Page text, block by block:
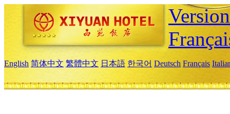
English 简体中文 繁體中文 日本語 한국어 Deutsch Français